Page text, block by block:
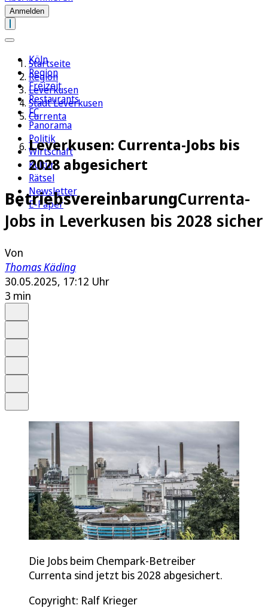
Anmelden
Köln
Region
Freizeit
Restaurants
FC
Panorama
Politik
Wirtschaft
Kultur
Rätsel
Newsletter
E-Paper
Startseite
Region
Leverkusen
Stadt Leverkusen
Currenta
Leverkusen: Currenta-Jobs bis
2028 abgesichert
BetriebsvereinbarungCurrenta-
Jobs in Leverkusen bis 2028 sicher
Von
Thomas Käding
30.05.2025, 17:12 Uhr
3 min
Die Jobs beim Chempark-Betreiber
Currenta sind jetzt bis 2028 abgesichert.
Copyright: Ralf Krieger